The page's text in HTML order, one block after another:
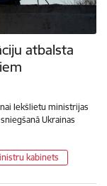
atbalsta
Iekšlietu ministrijas
Ukrainas
kabinets